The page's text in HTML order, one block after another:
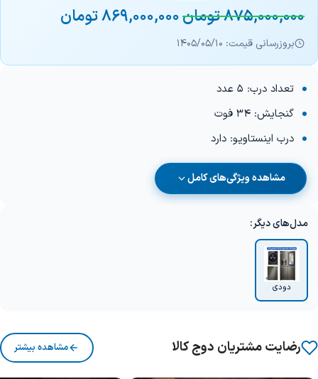
875,000,000تومان869,000,000تومان
بروزرسانی قیمت: 1405/05/10
تعداد درب: 5 عدد
گنجایش: 34 فوت
درب اینستاویو: دارد
مشاهده ویژگی‌های کامل
مدل‌های دیگر:
دودی
رضایت مشتریان دوج کالا مشاهده بیشتر